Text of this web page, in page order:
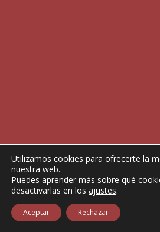
Utilizamos cookies para ofrecerte la
nuestra web.
Puedes aprender más sobre qué
desactivarlas en los ajustes.
Aceptar Rechazar